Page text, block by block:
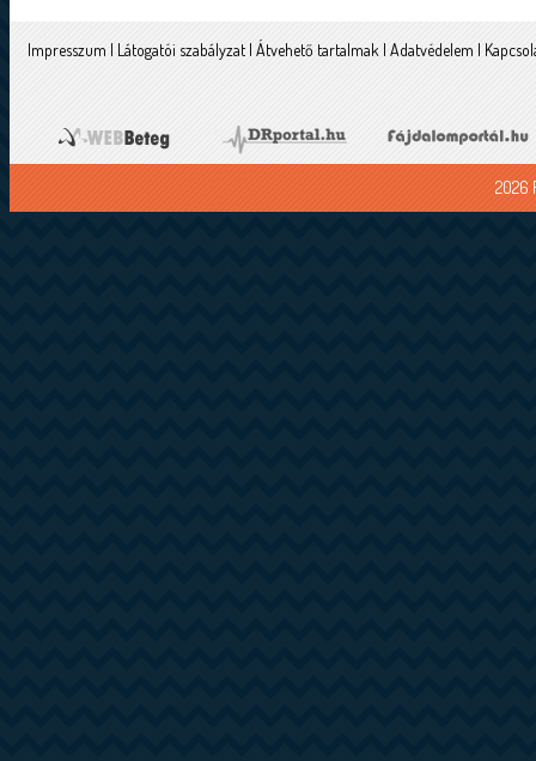
Impresszum | Látogatói szabályzat | Átvehető tartalmak | Adatvédelem |
2026